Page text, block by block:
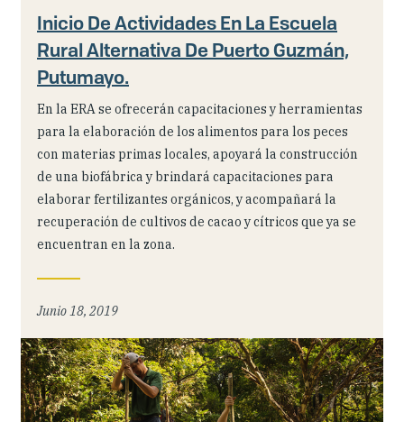
Inicio De Actividades En La Escuela
Rural Alternativa De Puerto Guzmán,
Putumayo.
En la ERA se ofrecerán capacitaciones y herramientas
para la elaboración de los alimentos para los peces
con materias primas locales, apoyará la construcción
de una biofábrica y brindará capacitaciones para
elaborar fertilizantes orgánicos, y acompañará la
recuperación de cultivos de cacao y cítricos que ya se
encuentran en la zona.
Junio 18, 2019